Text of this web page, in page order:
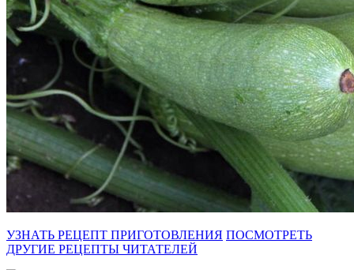
УЗНАТЬ РЕЦЕПТ ПРИГОТОВЛЕНИЯ ПОСМОТРЕТЬ
ДРУГИЕ РЕЦЕПТЫ ЧИТАТЕЛЕЙ